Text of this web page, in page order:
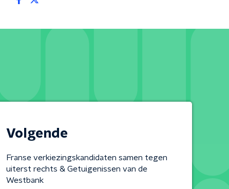
Volgende
Franse verkiezingskandidaten samen tegen
uiterst rechts & Getuigenissen van de
Westbank